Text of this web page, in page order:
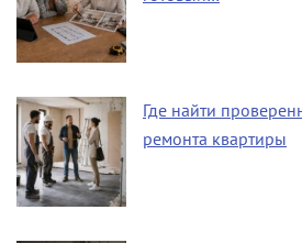
Где найти
ремонта квартиры